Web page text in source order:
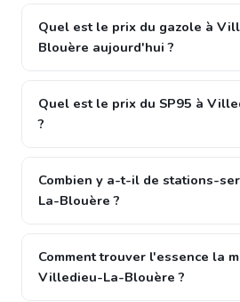
Quel est le prix du gazole à
Blouère aujourd'hui ?
Quel est le prix du SP95 à
?
Combien y a-t-il de stations-
La-Blouère ?
Comment trouver l'essence la
Villedieu-La-Blouère ?